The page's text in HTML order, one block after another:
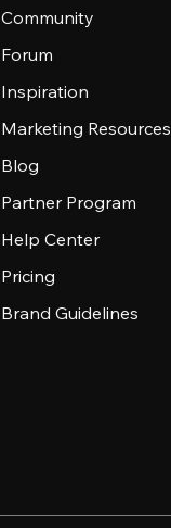
Community
Forum
Inspiration
Marketing Resources
Blog
Partner Program
Help Center
Pricing
Brand Guidelines